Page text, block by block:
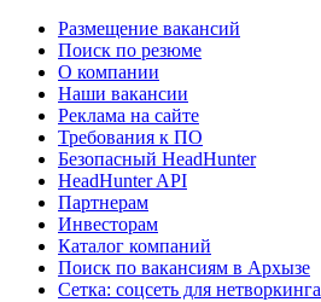
Размещение вакансий
Поиск по резюме
О компании
Наши вакансии
Реклама на сайте
Требования к ПО
Безопасный HeadHunter
HeadHunter API
Партнерам
Инвесторам
Каталог компаний
Поиск по вакансиям в Архызе
Сетка: соцсеть для нетворкинга